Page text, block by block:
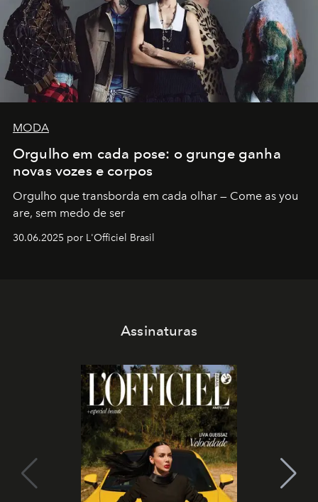
MODA
Orgulho em cada pose: o grunge ganha
novas vozes e corpos
Orgulho que transborda em cada olhar — Come as you
are, sem medo de ser
30.06.2025 por L'Officiel Brasil
Assinaturas